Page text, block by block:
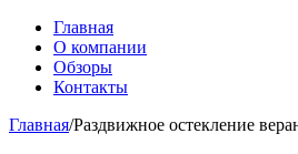
Главная
О компании
Обзоры
Контакты
Главная/Раздвижное остекление